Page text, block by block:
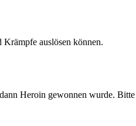
auslösen können.
Heroin gewonnen wurde.